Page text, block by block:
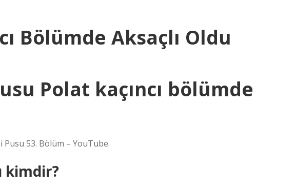
Bölümde Aksaçlı Oldu
Polat kaçıncı bölümde
53. Bölüm – YouTube.
kimdir?